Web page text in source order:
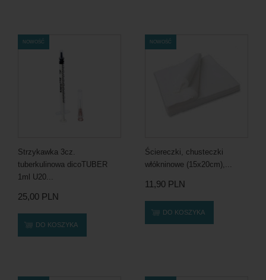
NOWOŚĆ
Strzykawka 3cz.
tuberkulinowa dicoTUBER
1ml U20...
25,00 PLN
DO KOSZYKA
NOWOŚĆ
Ściereczki, chusteczki
włókninowe (15x20cm),...
11,90 PLN
DO KOSZYKA